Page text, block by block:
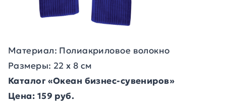
Материал: Полиакриловое волокно
Размеры: 22 х 8 см
Каталог «Океан бизнес-сувениров»
Цена: 159 руб.